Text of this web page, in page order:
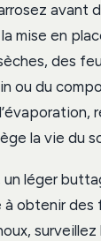
avant
mise en
des
ou du
la vie du
un léger
à obtenir des